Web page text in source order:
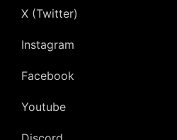
X (Twitter)
Instagram
Facebook
Youtube